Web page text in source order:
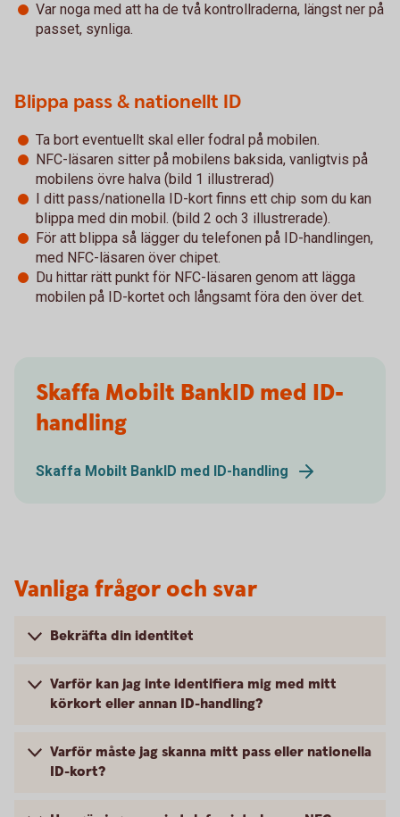
Var noga med att ha de två kontrollraderna, längst ner på
passet, synliga.
Blippa pass & nationellt ID
Ta bort eventuellt skal eller fodral på mobilen.
NFC-läsaren sitter på mobilens baksida, vanligtvis på
mobilens övre halva (bild 1 illustrerad)
I ditt pass/nationella ID-kort finns ett chip som du kan
blippa med din mobil. (bild 2 och 3 illustrerade).
För att blippa så lägger du telefonen på ID-handlingen,
med NFC-läsaren över chipet.
Du hittar rätt punkt för NFC-läsaren genom att lägga
mobilen på ID-kortet och långsamt föra den över det.
Skaffa Mobilt BankID med ID-
handling
Skaffa Mobilt BankID med ID-handling
Vanliga frågor och svar
Bekräfta din identitet
Varför kan jag inte identifiera mig med mitt
körkort eller annan ID-handling?
Varför måste jag skanna mitt pass eller nationella
ID-kort?